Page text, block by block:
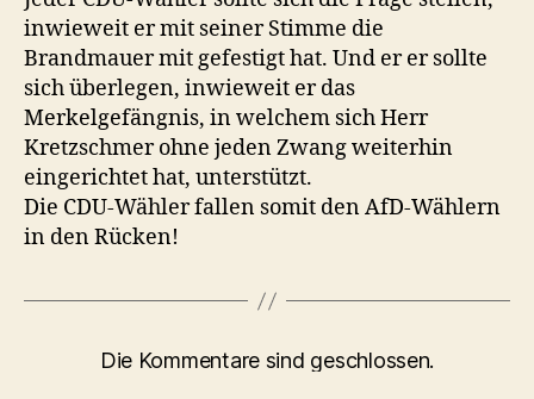
inwieweit er mit seiner Stimme die
Brandmauer mit gefestigt hat. Und er er sollte
sich überlegen, inwieweit er das
Merkelgefängnis, in welchem sich Herr
Kretzschmer ohne jeden Zwang weiterhin
eingerichtet hat, unterstützt.
Die CDU-Wähler fallen somit den AfD-Wählern
in den Rücken!
Die Kommentare sind geschlossen.